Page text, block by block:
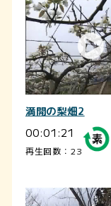
満開の梨畑2
00:01:21
再生回数：23